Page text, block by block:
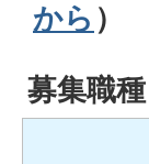
から ）
募集職